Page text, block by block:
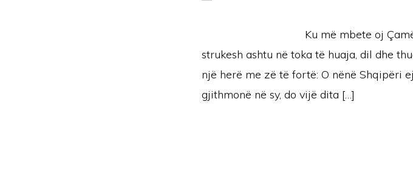
Ku më mbete oj
strukesh ashtu në toka të huaja, dil dhe
një herë me zë të fortë: O nënë Shqipëri
gjithmonë në sy, do vijë dita […]